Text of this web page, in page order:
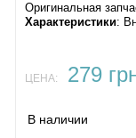
Оригинальная
Характеристики:
ЦЕНА: 279
В наличии